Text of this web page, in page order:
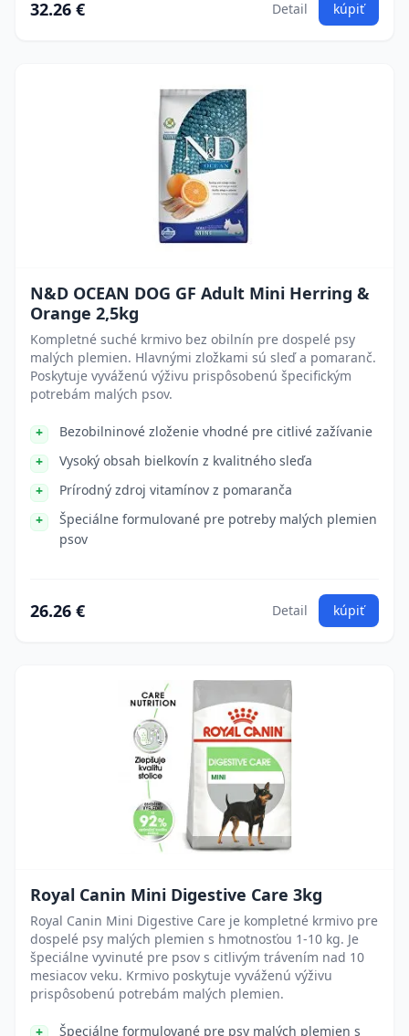
32.26 € Detail kúpiť
N&D OCEAN DOG GF Adult Mini Herring &
Orange 2,5kg
Kompletné suché krmivo bez obilnín pre dospelé psy
malých plemien. Hlavnými zložkami sú sleď a pomaranč.
Poskytuje vyváženú výživu prispôsobenú špecifickým
potrebám malých psov.
Bezobilninové zloženie vhodné pre citlivé zažívanie
Vysoký obsah bielkovín z kvalitného sleďa
Prírodný zdroj vitamínov z pomaranča
Špeciálne formulované pre potreby malých plemien
psov
26.26 € Detail kúpiť
Royal Canin Mini Digestive Care 3kg
Royal Canin Mini Digestive Care je kompletné krmivo pre
dospelé psy malých plemien s hmotnosťou 1-10 kg. Je
špeciálne vyvinuté pre psov s citlivým trávením nad 10
mesiacov veku. Krmivo poskytuje vyváženú výživu
prispôsobenú potrebám malých plemien.
Špeciálne formulované pre psy malých plemien s